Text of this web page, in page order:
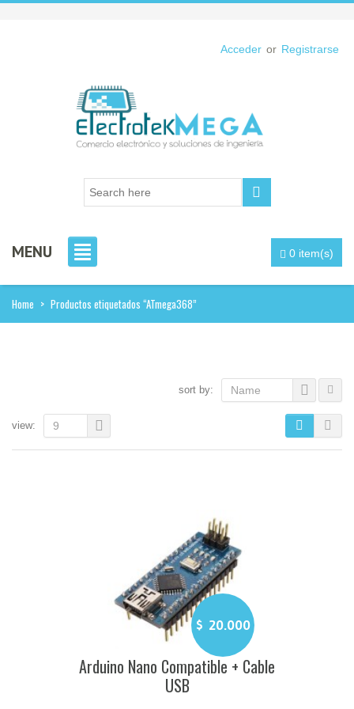
Acceder or Registrarse
MENU 0 item(s)
Home > Productos etiquetados “ATmega368”
sort by: Name
view: 9
$ 20.000
Arduino Nano Compatible + Cable
USB